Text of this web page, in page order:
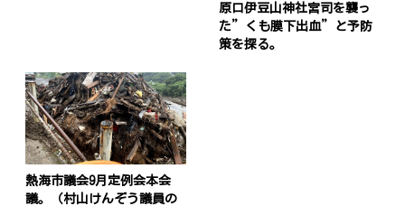
原口伊豆山神社宮司を襲っ
た”くも膜下出血”と予防
策を探る。
熱海市議会9月定例会本会
議。（村山けんぞう議員の